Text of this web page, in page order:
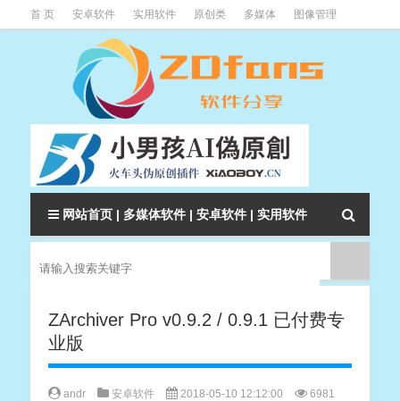
首 页 安卓软件 实用软件 原创类 多媒体 图像管理
下载类
网站首页 | 多媒体软件 | 安卓软件 | 实用软件
ZArchiver Pro v0.9.2 / 0.9.1 已付费专
业版
andr 安卓软件 2018-05-10 12:12:00 6981